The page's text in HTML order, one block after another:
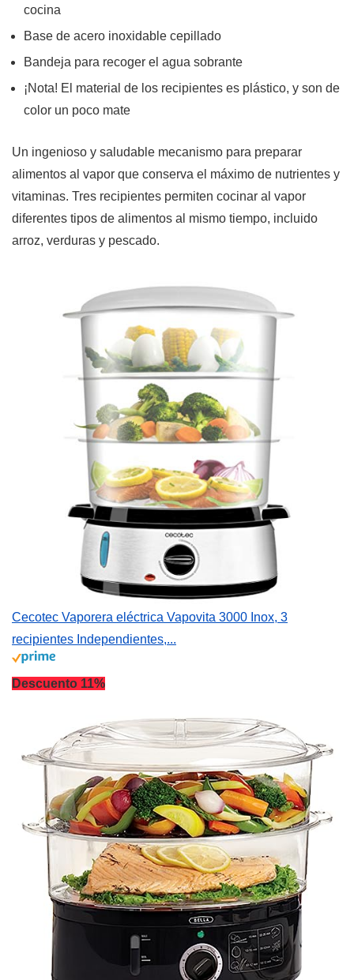
cocina
Base de acero inoxidable cepillado
Bandeja para recoger el agua sobrante
¡Nota! El material de los recipientes es plástico, y son de
color un poco mate
Un ingenioso y saludable mecanismo para preparar
alimentos al vapor que conserva el máximo de nutrientes y
vitaminas. Tres recipientes permiten cocinar al vapor
diferentes tipos de alimentos al mismo tiempo, incluido
arroz, verduras y pescado.
Cecotec Vaporera eléctrica Vapovita 3000 Inox, 3
recipientes Independientes,...
Descuento 11%